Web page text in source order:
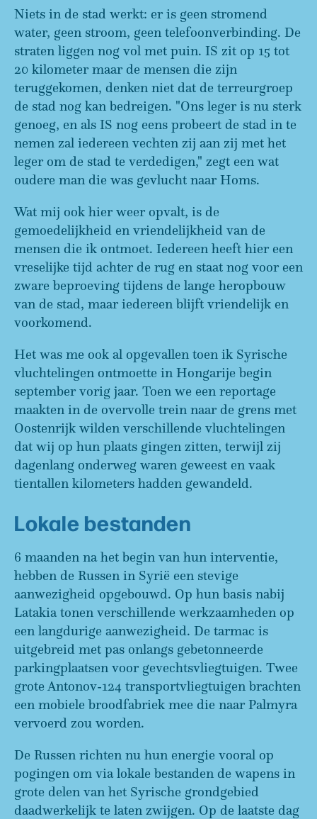
Niets in de stad werkt: er is geen stromend
water, geen stroom, geen telefoonverbinding. De
straten liggen nog vol met puin. IS zit op 15 tot
20 kilometer maar de mensen die zijn
teruggekomen, denken niet dat de terreurgroep
de stad nog kan bedreigen. "Ons leger is nu sterk
genoeg, en als IS nog eens probeert de stad in te
nemen zal iedereen vechten zij aan zij met het
leger om de stad te verdedigen," zegt een wat
oudere man die was gevlucht naar Homs.
Wat mij ook hier weer opvalt, is de
gemoedelijkheid en vriendelijkheid van de
mensen die ik ontmoet. Iedereen heeft hier een
vreselijke tijd achter de rug en staat nog voor een
zware beproeving tijdens de lange heropbouw
van de stad, maar iedereen blijft vriendelijk en
voorkomend.
Het was me ook al opgevallen toen ik Syrische
vluchtelingen ontmoette in Hongarije begin
september vorig jaar. Toen we een reportage
maakten in de overvolle trein naar de grens met
Oostenrijk wilden verschillende vluchtelingen
dat wij op hun plaats gingen zitten, terwijl zij
dagenlang onderweg waren geweest en vaak
tientallen kilometers hadden gewandeld.
Lokale bestanden
6 maanden na het begin van hun interventie,
hebben de Russen in Syrië een stevige
aanwezigheid opgebouwd. Op hun basis nabij
Latakia tonen verschillende werkzaamheden op
een langdurige aanwezigheid. De tarmac is
uitgebreid met pas onlangs gebetonneerde
parkingplaatsen voor gevechtsvliegtuigen. Twee
grote Antonov-124 transportvliegtuigen brachten
een mobiele broodfabriek mee die naar Palmyra
vervoerd zou worden.
De Russen richten nu hun energie vooral op
pogingen om via lokale bestanden de wapens in
grote delen van het Syrische grondgebied
daadwerkelijk te laten zwijgen. Op de laatste dag